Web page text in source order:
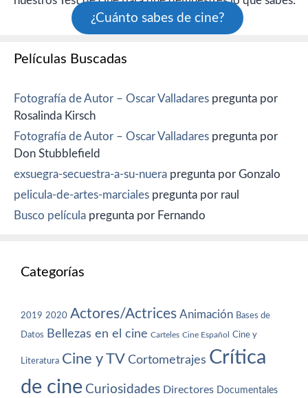
¿Cuánto sabes de cine?
Películas Buscadas
Fotografía de Autor – Oscar Valladares pregunta por
Rosalinda Kirsch
Fotografía de Autor – Oscar Valladares pregunta por
Don Stubblefield
exsuegra-secuestra-a-su-nuera pregunta por Gonzalo
pelicula-de-artes-marciales pregunta por raul
Busco película pregunta por Fernando
Categorías
2019 2020 Actores/Actrices Animación Bases de
Datos Bellezas en el cine Carteles Cine Español Cine y
Literatura Cine y TV Cortometrajes Crítica
de cine Curiosidades Directores Documentales